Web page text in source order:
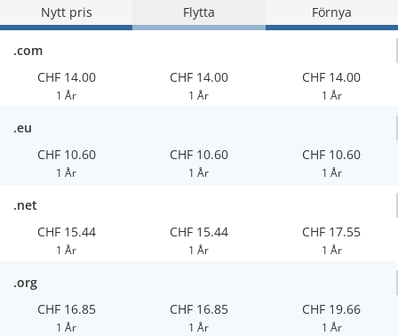
Nytt pris
Flytta Förnya
.com
CHF 14.00
1 År
CHF 14.00
1 År
CHF 14.00
1 År
.eu
CHF 10.60
1 År
CHF 10.60
1 År
CHF 10.60
1 År
.net
CHF 15.44
1 År
CHF 15.44
1 År
CHF 17.55
1 År
.org
CHF 16.85
1 År
CHF 16.85
1 År
CHF 19.66
1 År